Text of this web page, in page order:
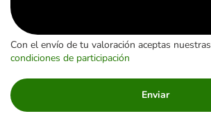
Con el envío de tu valoración aceptas nuestras
condiciones de participación
Enviar